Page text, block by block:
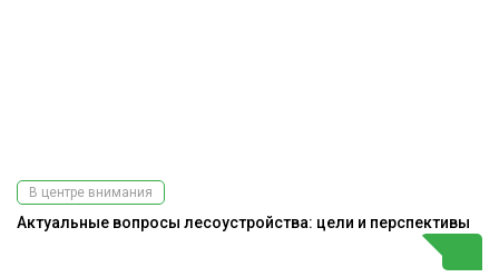
В центре внимания
Актуальные вопросы лесоустройства: цели и перспективы